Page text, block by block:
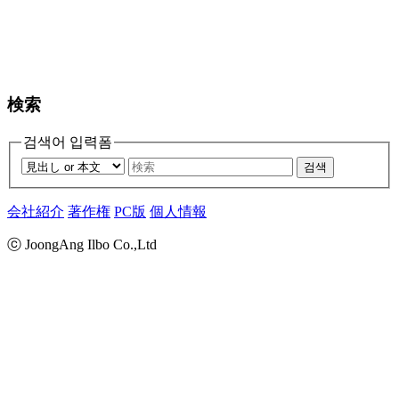
検索
검색어 입력폼
검색
会社紹介 著作権 PC版 個人情報
ⓒ JoongAng Ilbo Co.,Ltd